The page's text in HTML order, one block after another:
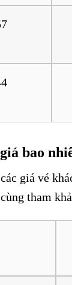
bao
giá vé
tham